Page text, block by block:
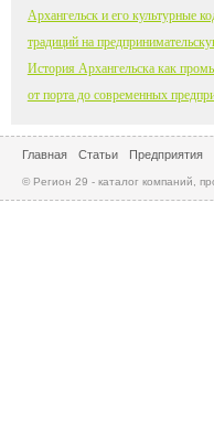
Архангельск и его культурные
традиций на
История Архангельска как
от порта до современных
Главная Статьи Предприятия
© Регион 29 - каталог компаний,